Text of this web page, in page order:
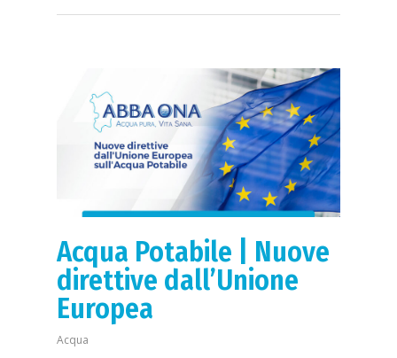
Acqua Potabile | Nuove
direttive dall’Unione
Europea
Acqua